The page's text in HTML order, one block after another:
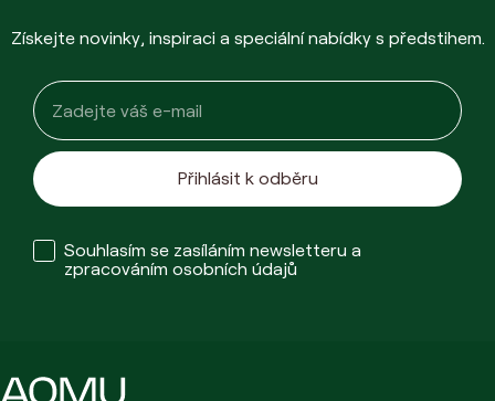
Získejte novinky, inspiraci a speciální nabídky s předstihem.
Email input
Přihlásit k odběru
Check box
Souhlasím se zasíláním newsletteru a
zpracováním osobních údajů